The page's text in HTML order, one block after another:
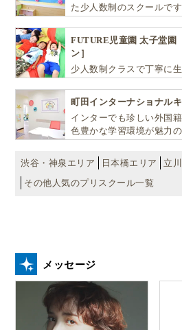
た少人数制のスクールで
だけではなく、英語で学
FUTURE児童園 太子堂園
ン］
少人数制クラスで丁寧に
ばしお子様の可能性を広
町田インターナショナル
インターでも珍しい外国
色豊かな学習環境が魅力
ルキッズスクール」。
渋谷・神泉エリア
日本橋エリア
立
その他人気のプリスクール一覧
メッセージ